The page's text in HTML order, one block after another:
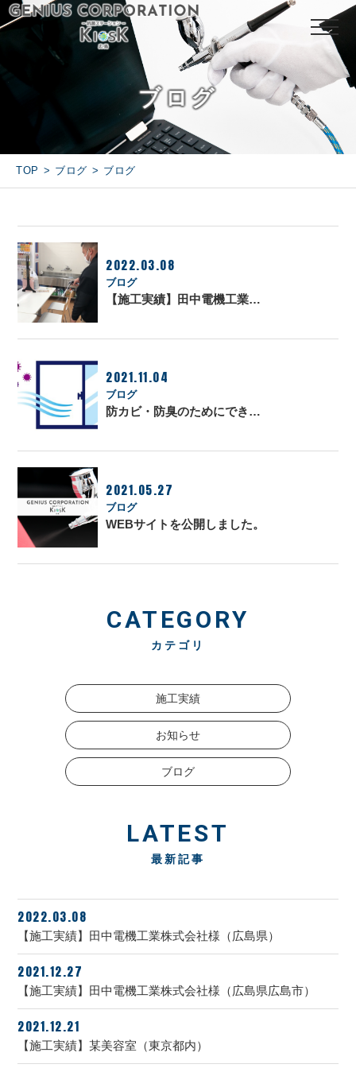
ブログ
TOP ブログ ブログ
2022.03.08
ブログ
【施工実績】田中電機工業…
2021.11.04
ブログ
防カビ・防臭のためにでき…
2021.05.27
ブログ
WEBサイトを公開しました。
CATEGORY
カテゴリ
施工実績
お知らせ
ブログ
LATEST
最新記事
2022.03.08
【施工実績】田中電機工業株式会社様（広島県）
2021.12.27
【施工実績】田中電機工業株式会社様（広島県広島市）
2021.12.21
【施工実績】某美容室（東京都内）